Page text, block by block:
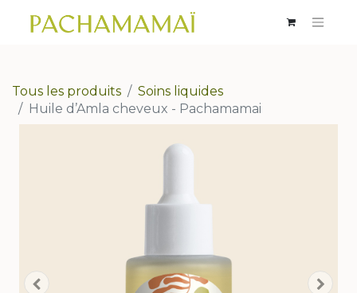
Tous les produits
Soins liquides
Huile d’Amla cheveux - Pachamamai